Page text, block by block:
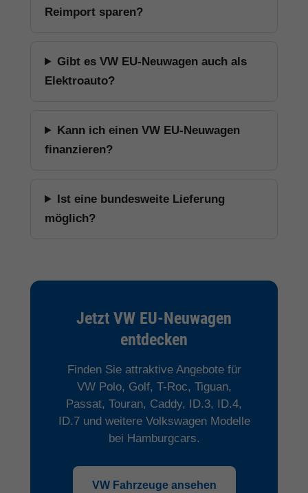
Reimport sparen?
Gibt es VW EU-Neuwagen auch als
Elektroauto?
Kann ich einen VW EU-Neuwagen
finanzieren?
Ist eine bundesweite Lieferung
möglich?
Jetzt VW EU-Neuwagen
entdecken
Finden Sie attraktive Angebote für
VW Polo, Golf, T-Roc, Tiguan,
Passat, Touran, Caddy, ID.3, ID.4,
ID.7 und weitere Volkswagen Modelle
bei Hamburgcars.
VW Fahrzeuge ansehen